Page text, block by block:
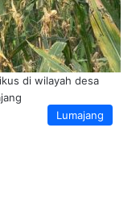
Lumajang
di wilayah desa